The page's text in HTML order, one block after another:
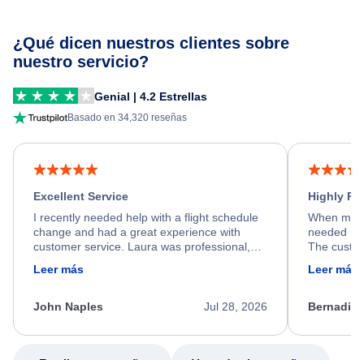
¿Qué dicen nuestros clientes sobre
nuestro servicio?
Genial | 4.2 Estrellas
Basado en 34,320 reseñas
Excellent Service
I recently needed help with a flight schedule
change and had a great experience with
customer service. Laura was professional,
friendly, and very helpful throughout the
process. She quickly found a solution and
appreciate her excellent service.
Leer más
Jul 28, 2026
John Naples
Highly
When my
needed
The
calm,
my issue.
Leer más